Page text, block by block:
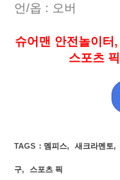
언/옵 : 오버
슈어맨 안전놀이터 ,
스포츠 픽
TAGS : 멤피스, 새크라멘토,
구, 스포츠 픽